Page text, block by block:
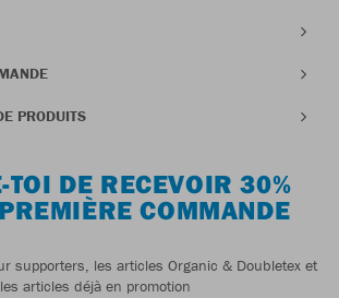
PRODUITS
TOI DE RECEVOIR 30%
COMMANDE
supporters, les articles Organic & Doubletex et
les articles déjà en promotion